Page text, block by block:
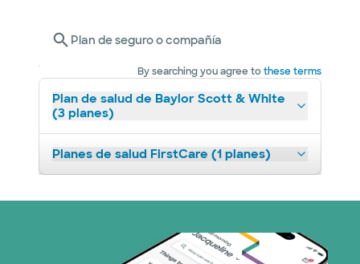
Plan de seguro o compañía
By searching you agree tothese terms
Plan de salud de Baylor Scott & White
(3 planes)
Planes de salud FirstCare (1 planes)